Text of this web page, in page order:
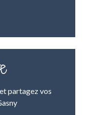
partagez vos